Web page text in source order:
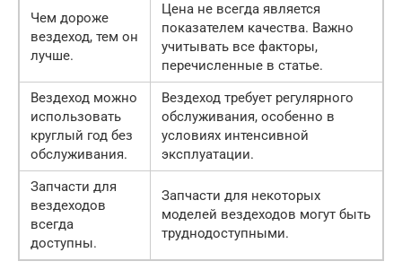
Чем дороже
вездеход, тем он
лучше.
Цена не всегда является
показателем качества. Важно
учитывать все факторы,
перечисленные в статье.
Вездеход можно
использовать
круглый год без
обслуживания.
Вездеход требует регулярного
обслуживания, особенно в
условиях интенсивной
эксплуатации.
Запчасти для
вездеходов
всегда
доступны.
Запчасти для некоторых
моделей вездеходов могут быть
труднодоступными.